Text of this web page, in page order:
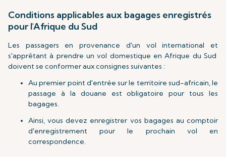
Conditions applicables aux bagages enregistrés
pour l'Afrique du Sud
Les passagers en provenance d'un vol international et
s'apprêtant à prendre un vol domestique en Afrique du Sud
doivent se conformer aux consignes suivantes :
Au premier point d'entrée sur le territoire sud-africain, le
passage à la douane est obligatoire pour tous les
bagages.
Ainsi, vous devez enregistrer vos bagages au comptoir
d'enregistrement pour le prochain vol en
correspondence.